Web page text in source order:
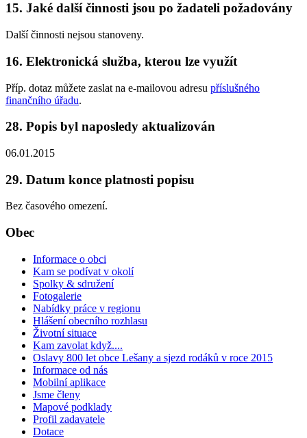
15. Jaké další činnosti jsou po žadateli požadovány
Další činnosti nejsou stanoveny.
16. Elektronická služba, kterou lze využít
Příp. dotaz můžete zaslat na e-mailovou adresu příslušného
finančního úřadu.
28. Popis byl naposledy aktualizován
06.01.2015
29. Datum konce platnosti popisu
Bez časového omezení.
Obec
Informace o obci
Kam se podívat v okolí
Spolky & sdružení
Fotogalerie
Nabídky práce v regionu
Hlášení obecního rozhlasu
Životní situace
Kam zavolat když....
Oslavy 800 let obce Lešany a sjezd rodáků v roce 2015
Informace od nás
Mobilní aplikace
Jsme členy
Mapové podklady
Profil zadavatele
Dotace